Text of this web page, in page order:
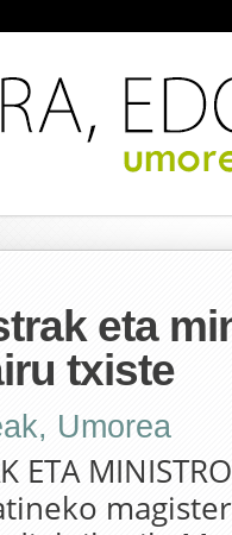
eta
txiste
, Umorea
ETA